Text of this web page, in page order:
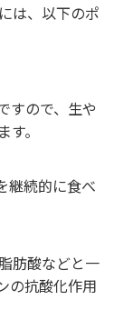
は、以下のポ
すので、生や
。
継続的に食べ
肪酸などと一
の抗酸化作用